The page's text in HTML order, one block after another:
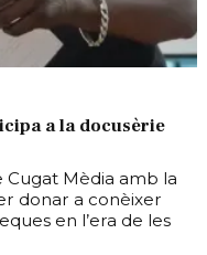
a la docusèrie
Cugat Mèdia amb la
donar a conèixer
en l’era de les